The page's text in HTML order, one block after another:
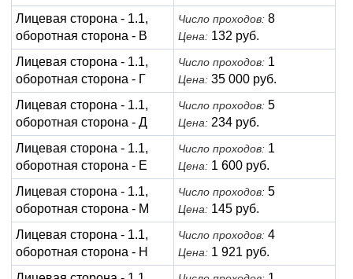
Для Речи Посполитой
Лицевая сторона - 1.1,
оборотная сторона - В
Число проходов: 8
Цена: 132 руб.
Лицевая сторона - 1.1,
оборотная сторона - Г
Число проходов: 1
Цена: 35 000 руб.
Лицевая сторона - 1.1,
оборотная сторона - Д
Число проходов: 5
Цена: 234 руб.
Лицевая сторона - 1.1,
оборотная сторона - Е
Число проходов: 1
Цена: 1 600 руб.
Лицевая сторона - 1.1,
оборотная сторона - М
Число проходов: 5
Цена: 145 руб.
Лицевая сторона - 1.1,
оборотная сторона - Н
Число проходов: 4
Цена: 1 921 руб.